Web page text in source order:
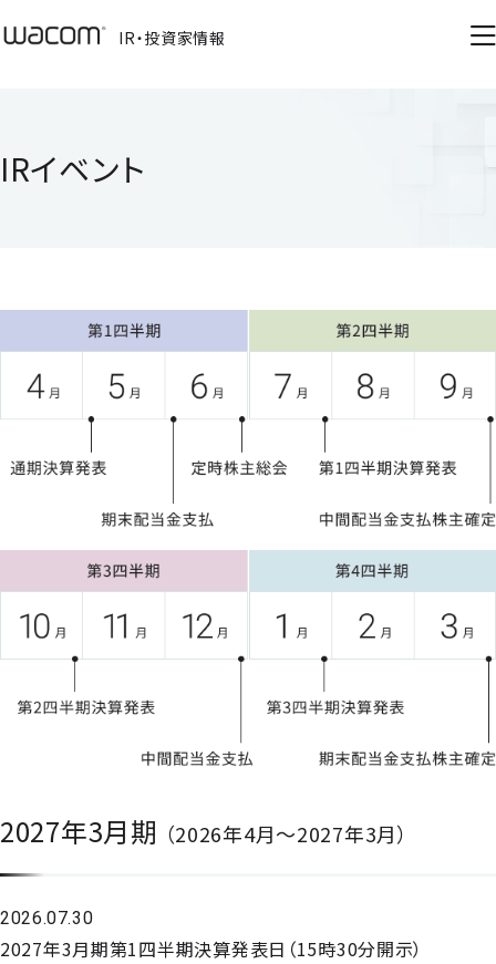
IR・投資家情報
IRイベント
2027年3月期 （2026年4月～2027年3月）
2026.07.30
2027年3月期第1四半期決算発表日（15時30分開示）